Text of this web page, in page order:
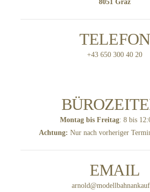
8051 Graz
TELEFON
+43 650 300 40 20
Montag bis Freitag: 8 bis
Achtung: Nur nach vorheriger
EMAIL